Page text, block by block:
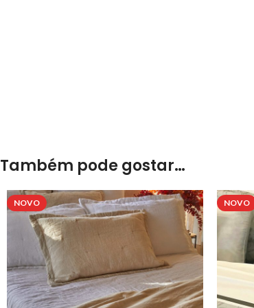
Também pode gostar…
NOVO NOVO